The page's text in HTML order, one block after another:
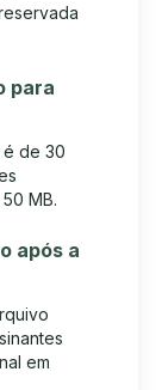
para
é de 30
MB.
após a
em